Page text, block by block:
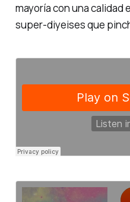
mayoría con una calidad
super-diyeisesque